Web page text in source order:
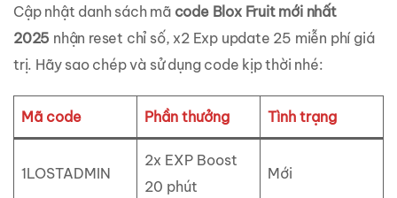
Cập nhật danh sách mã code Blox Fruit mới nhất
2025 nhận reset chỉ số, x2 Exp update 25 miễn phí giá
trị. Hãy sao chép và sử dụng code kịp thời nhé:
Mã code Phần thưởng Tình trạng
1LOSTADMIN
2x EXP Boost
20 phút
Mới